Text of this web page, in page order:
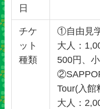
日
チケ
ット
種類
①自由見
大人：
500円、
Tour(入館
大人：